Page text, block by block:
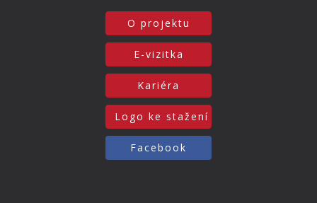
O projektu
E-vizitka
Kariéra
Logo ke stažení
Facebook